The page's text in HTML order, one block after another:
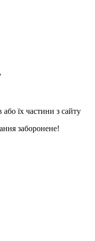
їх частини з сайту
заборонене!